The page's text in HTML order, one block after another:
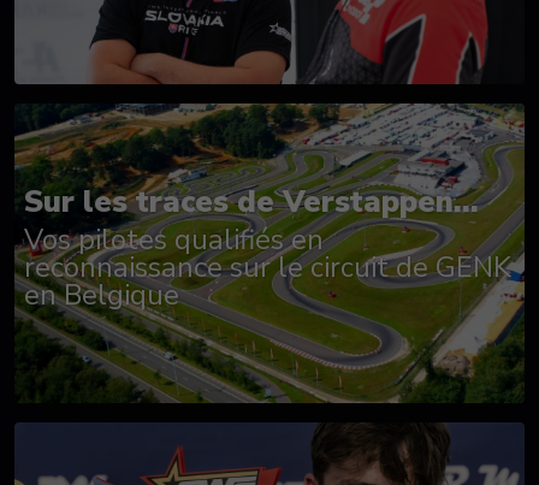
Sur les traces de Verstappen...
Vos pilotes qualifiés en
reconnaissance sur le circuit de GENK
en Belgique